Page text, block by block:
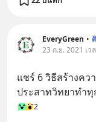
EveryGreen •
23 ก.ย. 2021 เว
แชร์ 6 วิธีสร้างคว
ประสาทวิทยาทำ
2